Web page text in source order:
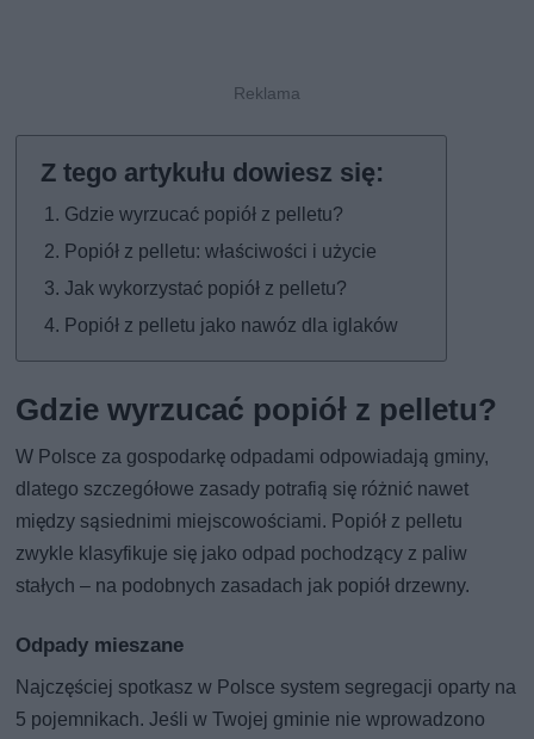
Gdzie wyrzucać popiół z pelletu?
Popiół z pelletu: właściwości i użycie
Jak wykorzystać popiół z pelletu?
Popiół z pelletu jako nawóz dla iglaków
Gdzie wyrzucać popiół z pelletu?
W Polsce za gospodarkę odpadami odpowiadają gminy,
dlatego szczegółowe zasady potrafią się różnić nawet
między sąsiednimi miejscowościami. Popiół z pelletu
zwykle klasyfikuje się jako odpad pochodzący z paliw
stałych – na podobnych zasadach jak popiół drzewny.
Odpady mieszane
Najczęściej spotkasz w Polsce system segregacji oparty na
5 pojemnikach. Jeśli w Twojej gminie nie wprowadzono